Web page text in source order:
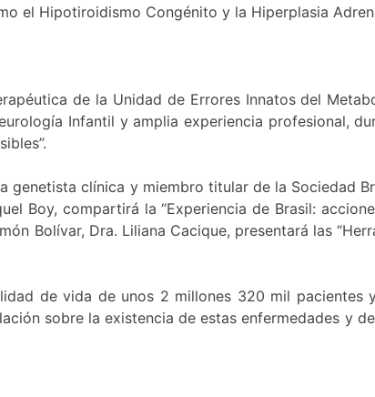
el Hipotiroidismo Congénito y la Hiperplasia
de la Unidad de Errores Innatos del
Infantil y amplia experiencia profesional,
clínica y miembro titular de la Sociedad
Boy, compartirá la “Experiencia de Brasil:
Bolívar, Dra. Liliana Cacique, presentará las
de vida de unos 2 millones 320 mil pacientes
sobre la existencia de estas enfermedades y